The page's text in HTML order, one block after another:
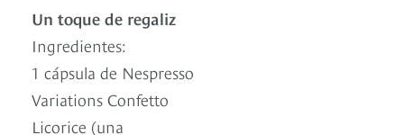
Un toque de regaliz
Ingredientes:
1 cápsula de Nespresso
Variations Confetto
Licorice (una